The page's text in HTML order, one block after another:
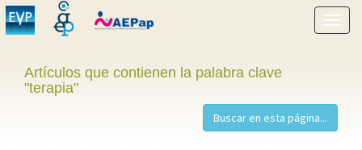
menú
Artículos que contienen la palabra clave
"terapia"